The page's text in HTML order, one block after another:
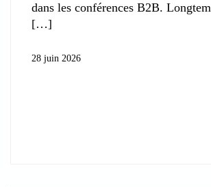
dans les conférences B2B.
28 juin 2026